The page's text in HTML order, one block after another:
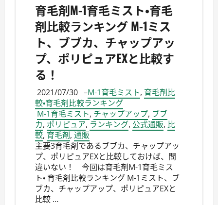
育毛剤M-1育毛ミスト・育毛
剤比較ランキング M-1ミス
ト、ブブカ、チャップアッ
プ、ポリピュアEXと比較す
る！
2021/07/30 –M-1育毛ミスト, 育毛剤比
較・育毛剤比較ランキング
M-1育毛ミスト, チャップアップ, ブブ
カ, ポリピュア, ランキング, 公式通販, 比
較, 育毛剤, 通販
主要3育毛剤であるブブカ、チャップアッ
プ、ポリピュアEXと比較しておけば、間
違いない！ 今回は育毛剤M-1育毛ミス
ト・ 育毛剤比較ランキング M-1ミスト、ブ
ブカ、チャップアップ、ポリピュアEXと
比較 …